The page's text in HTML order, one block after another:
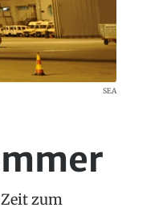
SEA
zum